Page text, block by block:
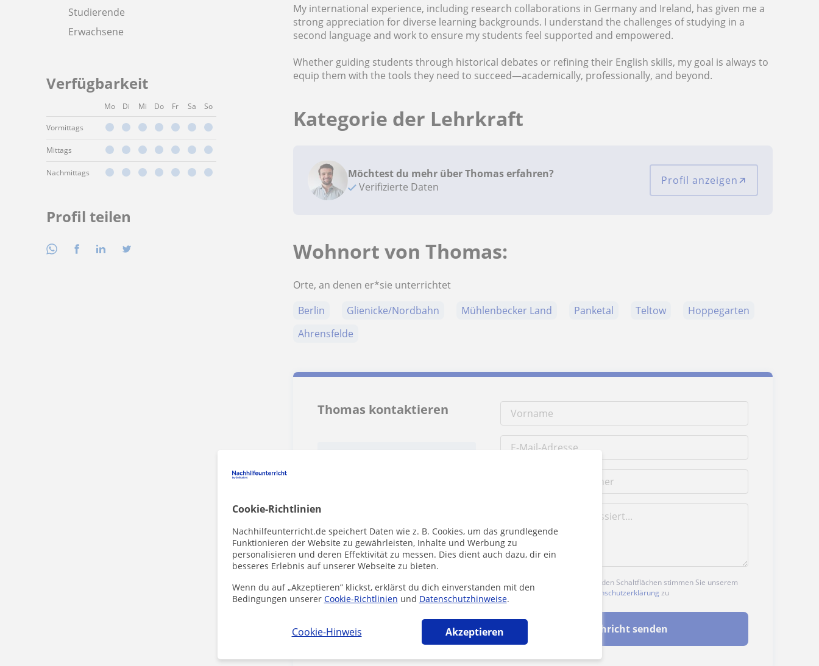
Cookie-Richtlinien
Nachhilfeunterricht.de speichert Daten wie z. B. Cookies, um das grundlegende
Funktionieren der Website zu gewährleisten, Inhalte und Werbung zu
personalisieren und deren Effektivität zu messen. Dies dient auch dazu, dir ein
besseres Erlebnis auf unserer Webseite zu bieten.
Wenn du auf „Akzeptieren” klickst, erklärst du dich einverstanden mit den
Bedingungen unserer Cookie-Richtlinien und Datenschutzhinweise.
Cookie-Hinweis Akzeptieren
Studierende
Erwachsene
Verfügbarkeit
Mo Di Mi Do Fr Sa So
Vormittags
Mittags
Nachmittags
Profil teilen
My international experience, including research collaborations in Germany and Ireland, has given me a
strong appreciation for diverse learning backgrounds. I understand the challenges of studying in a
second language and work to ensure my students feel supported and empowered.
Whether guiding students through historical debates or refining their English skills, my goal is always to
equip them with the tools they need to succeed—academically, professionally, and beyond.
Kategorie der Lehrkraft
Möchtest du mehr über Thomas erfahren?
Verifizierte Daten
Profil anzeigen
Wohnort von Thomas:
Orte, an denen er*sie unterrichtet
Berlin
Glienicke/Nordbahn Mühlenbecker Land Panketal Teltow
Hoppegarten
Ahrensfelde
Thomas kontaktieren
Durch Klicken auf eine der beiden Schaltflächen stimmen Sie unserem
Impressum
Datenschutzerklärung zu
Nachricht senden